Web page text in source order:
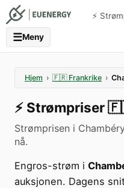
⚡️
☰Meny
Hjem › 🇫🇷 Frankrike ›
⚡️ Strømpriser
Strømprisen i
nå.
Engros-strøm i
auksjonen. Dagens